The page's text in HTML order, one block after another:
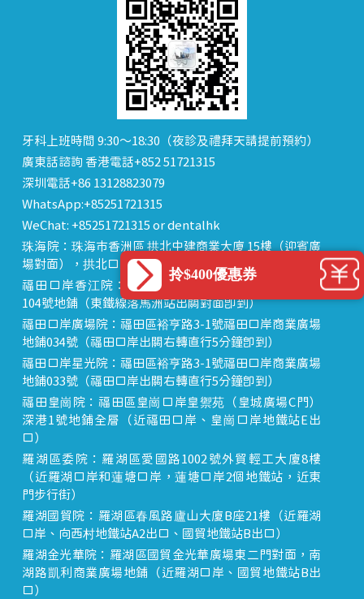
牙科上班時間 9:30～18:30（夜診及禮拜天請提前預約）
廣東話諮詢 香港電話+852 51721315
深圳電話+86 13128823079
WhatsApp:+85251721315
WeChat: +85251721315 or dentalhk
珠海院：珠海市香洲區 拱北中建商業大廈 15樓（迎賓廣
場對面），拱北口岸步行8分鐘直達
福田口岸香江院：福田區福田口岸正對面，海悅華城
104號地鋪（東鐵線落馬洲站出關對面即到）
福田口岸廣場院：福田區裕亨路3-1號福田口岸商業廣場
地鋪034號（福田口岸出關右轉直行5分鐘即到）
福田口岸星光院：福田區裕亨路3-1號福田口岸商業廣場
地鋪033號（福田口岸出關右轉直行5分鐘即到）
福田皇崗院：福田區皇崗口岸皇禦苑（皇城廣場C門）
深港1號地鋪全層（近福田口岸、皇崗口岸地鐵站E出
口）
羅湖區委院：羅湖區愛國路1002號外貿輕工大廈8樓
（近羅湖口岸和蓮塘口岸，蓮塘口岸2個地鐵站，近東
門步行街）
羅湖國貿院：羅湖區春風路廬山大廈B座21樓（近羅湖
口岸、向西村地鐵站A2出口、國貿地鐵站B出口）
羅湖金光華院：羅湖區國貿金光華廣場東二門對面，南
湖路凱利商業廣場地鋪（近羅湖口岸、國貿地鐵站B出
口）
拎$400優惠券